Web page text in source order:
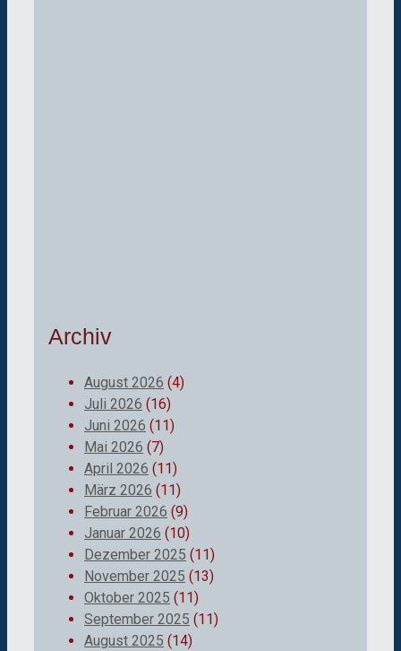
Archiv
August 2026 (4)
Juli 2026 (16)
Juni 2026 (11)
Mai 2026 (7)
April 2026 (11)
März 2026 (11)
Februar 2026 (9)
Januar 2026 (10)
Dezember 2025 (11)
November 2025 (13)
Oktober 2025 (11)
September 2025 (11)
August 2025 (14)